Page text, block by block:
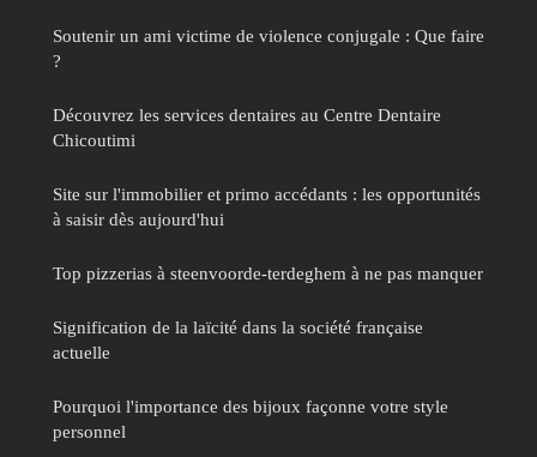
Soutenir un ami victime de violence conjugale : Que faire
?
Découvrez les services dentaires au Centre Dentaire
Chicoutimi
Site sur l'immobilier et primo accédants : les opportunités
à saisir dès aujourd'hui
Top pizzerias à steenvoorde-terdeghem à ne pas manquer
Signification de la laïcité dans la société française
actuelle
Pourquoi l'importance des bijoux façonne votre style
personnel